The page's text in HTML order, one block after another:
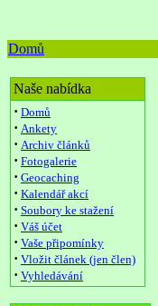
Domů
Naše nabídka
· Domů
· Ankety
· Archiv článků
· Fotogalerie
· Geocaching
· Kalendář akcí
· Soubory ke stažení
· Váš účet
· Vaše připomínky
· Vložit článek (jen člen)
· Vyhledávání